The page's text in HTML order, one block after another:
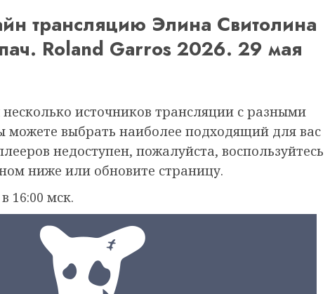
трансляцию Элина Свитолина
Roland Garros 2026. 29 мая
источников трансляции с разными
можете выбрать наиболее подходящий для вас
недоступен, пожалуйста, воспользуйтесь
ниже или обновите страницу.
16:00 мск.